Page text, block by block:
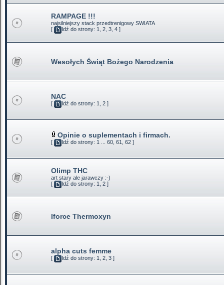
RAMPAGE !!!
najsilniejszy stack przedtrenigowy SWIATA
[
Idź do strony: 1, 2, 3, 4 ]
Wesołych Świąt Bożego Narodzenia
NAC
[ Idź do strony: 1, 2 ]
Opinie o suplementach i firmach.
[ Idź do strony: 1 ... 60, 61, 62 ]
Olimp THC
art stary ale jarawczy :-)
[
Idź do strony: 1, 2 ]
Iforce Thermoxyn
alpha cuts femme
[ Idź do strony: 1, 2, 3 ]